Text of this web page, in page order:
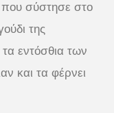
που σύστησε στο
της
τα εντόσθια των
και τα φέρνει